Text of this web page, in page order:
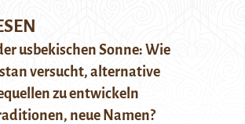
usbekischen Sonne: Wie
versucht, alternative
zu entwickeln
neue Namen?